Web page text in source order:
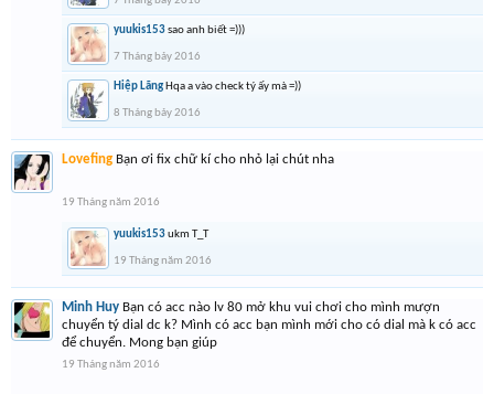
yuukis153sao anh biết =)))
7 Tháng bảy 2016
Hiệp Lãng Hqa a vào check tý ấy mà =))
8 Tháng bảy 2016
Lovefing Bạn ơi fix chữ kí cho nhỏ lại chút nha
19 Tháng năm 2016
yuukis153ukm T_T
19 Tháng năm 2016
Minh Huy Bạn có acc nào lv 80 mở khu vui chơi cho mình mượn
chuyển tý dial dc k? Mình có acc bạn mình mới cho có dial mà k có acc
để chuyển. Mong bạn giúp
19 Tháng năm 2016